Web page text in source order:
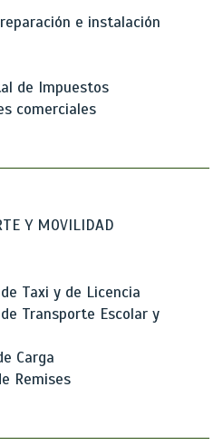
e instalación
de Impuestos
comerciales
Y MOVILIDAD
Taxi y de Licencia
Transporte Escolar y
Carga
Remises